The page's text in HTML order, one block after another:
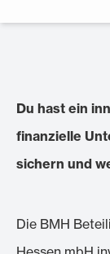
Du hast ein
finanzielle
sichern und
Die BMH